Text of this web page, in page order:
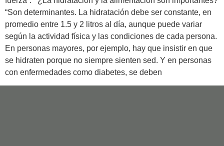
“Son determinantes. La hidratación debe ser constante, en
promedio entre 1.5 y 2 litros al día, aunque puede variar
según la actividad física y las condiciones de cada persona.
En personas mayores, por ejemplo, hay que insistir en que
se hidraten porque no siempre sienten sed. Y en personas
con enfermedades como diabetes, se deben